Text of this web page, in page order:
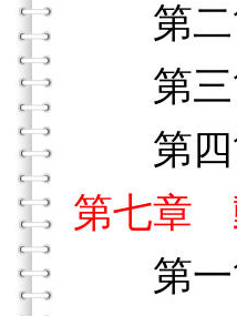
第二
第三
第四
第七章
第一